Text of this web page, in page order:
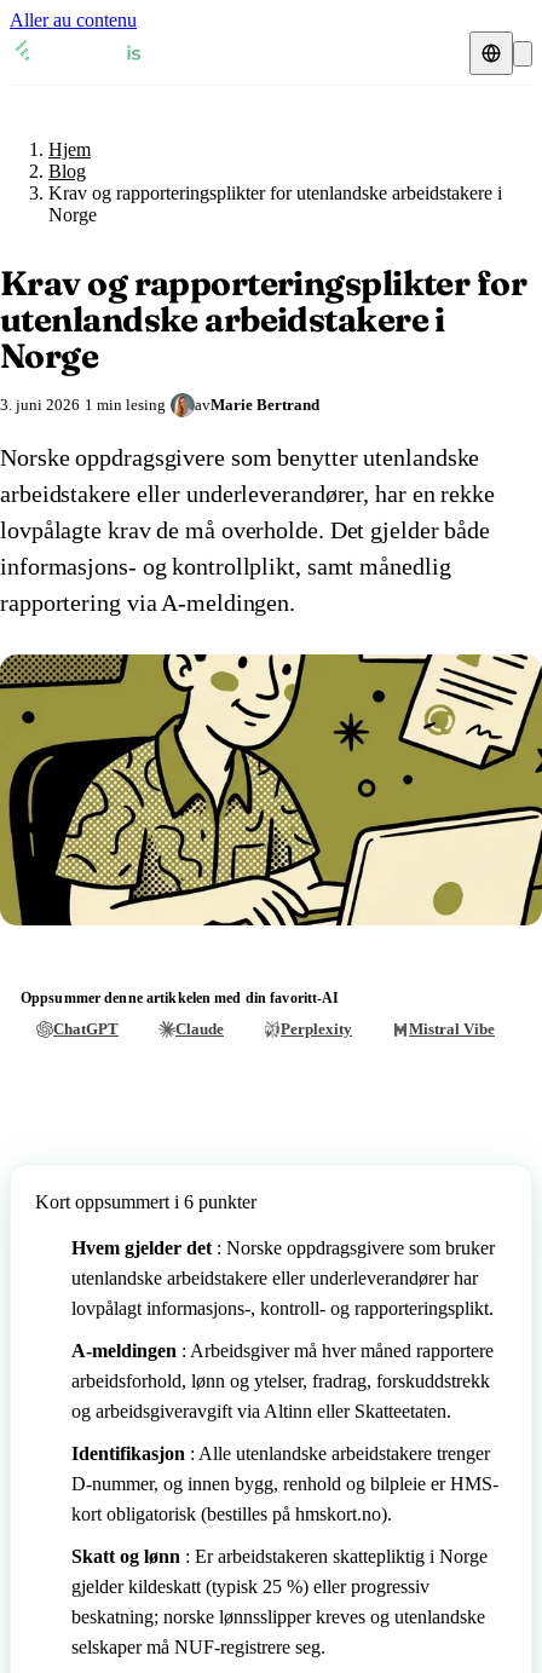
Aller au contenu
🇧🇪
🇩🇰
🇮🇪 Irland
🇮🇹
🇳🇱 Nederland
🇳🇴 Norge
🇵🇱 Polen
🇬🇧 Storbritannia
🇨🇭 Sveits
🇸🇪 Sverige
🇨🇿 Tsjekkia
🇩🇪 Tyskland
MVA-representant for Amazon med Eurofiscalis
MVA-oversikter
🇧🇪
🇫🇮 Finland
🇫🇷
🇮🇹 Italia
🇭🇷 Kroatia
🇱🇺 Luxembourg
🇳🇴 Norge
🇵🇱 Polen
🇸🇰 Slovakia
🇪🇸 Spania
🇬🇧 Storbritannia
🇸🇪 Sverige
Ressurser og blogg
Sjekk MVA-nummer
MVA-kalkulator
Hjem
Blog
Krav og rapporteringsplikter for utenlandske arbeidstakere i
Norge
Krav og rapporteringsplikter for
utenlandske arbeidstakere i
Norge
3. juni 2026 1 min lesing avMarie Bertrand
Norske oppdragsgivere som benytter utenlandske
arbeidstakere eller underleverandører, har en rekke
lovpålagte krav de må overholde. Det gjelder både
informasjons- og kontrollplikt, samt månedlig
rapportering via A-meldingen.
Oppsummer denne artikkelen med din favoritt-AI
ChatGPT Claude Perplexity Mistral Vibe
Kort oppsummert i 6 punkter
Hvem gjelder det : Norske oppdragsgivere som bruker
utenlandske arbeidstakere eller underleverandører har
lovpålagt informasjons-, kontroll- og rapporteringsplikt.
A-meldingen : Arbeidsgiver må hver måned rapportere
arbeidsforhold, lønn og ytelser, fradrag, forskuddstrekk
og arbeidsgiveravgift via Altinn eller Skatteetaten.
Identifikasjon : Alle utenlandske arbeidstakere trenger
D-nummer, og innen bygg, renhold og bilpleie er HMS-
kort obligatorisk (bestilles på hmskort.no).
Skatt og lønn : Er arbeidstakeren skattepliktig i Norge
gjelder kildeskatt (typisk 25 %) eller progressiv
beskatning; norske lønnsslipper kreves og utenlandske
selskaper må NUF-registrere seg.